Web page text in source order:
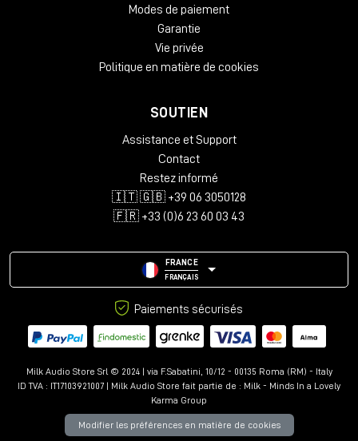
Modes de paiement
Garantie
Vie privée
Politique en matière de cookies
SOUTIEN
Assistance et Support
Contact
Restez informé
🇮🇹 🇬🇧 +39 06 3050128
🇫🇷 +33 (0)6 23 60 03 43
FRANCE
FRANÇAIS
Paiements sécurisés
Milk Audio Store Srl © 2024 | via F.Sabatini, 10/12 - 00135 Roma (RM) - Italy
ID TVA : IT17103921007 | Milk Audio Store fait partie de : Milk - Minds In a Lovely
Karma Group
Modifier les préférences en matière de cookies